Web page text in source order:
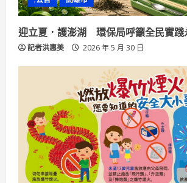
n
g
迎立夏．護澎湖 環保局呼籲全民實踐
記者洪惠美 2026 年 5 月 30 日